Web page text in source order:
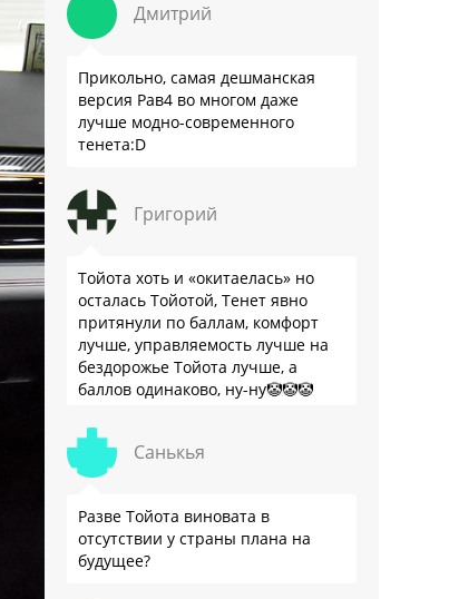
Дмитрий
Прикольно, самая дешманская
версия Рав4 во многом даже
лучше модно-современного
тенета:D
Григорий
Тойота хоть и «окитаелась» но
осталась Тойотой, Тенет явно
притянули по баллам, комфорт
лучше, управляемость лучше на
бездорожье Тойота лучше, а
баллов одинаково, ну-ну🤡🤡🤡
Санькья
Разве Тойота виновата в
отсутствии у страны плана на
будущее?